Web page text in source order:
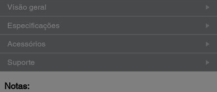
Visão geral
Especificações
Acessórios
Suporte
Notas: